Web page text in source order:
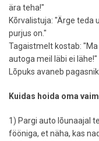
ära teha!"
Kõrvalistuja: "Ärge teda
purjus on."
Tagaistmelt kostab:
autoga meil läbi ei lähe!"
Lõpuks avaneb
Kuidas hoida oma
1) Pargi auto lõunaajal
fööniga, et näha, kas